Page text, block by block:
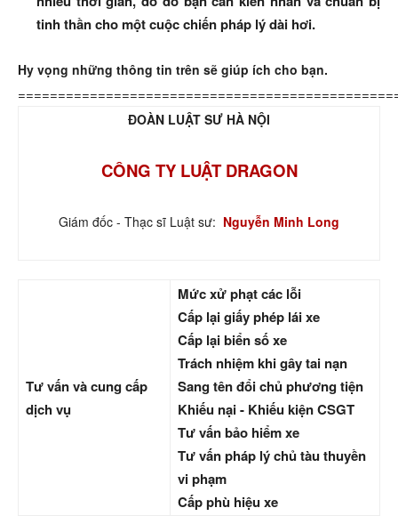
tinh thần cho một cuộc chiến pháp lý dài hơi.
Hy vọng những thông tin trên sẽ giúp ích cho bạn.
ĐOÀN LUẬT SƯ HÀ NỘI
CÔNG TY LUẬT DRAGON
Giám đốc - Thạc sĩ Luật sư: Nguyễn Minh Long
Tư vấn và cung cấp
dịch vụ
Mức xử phạt các lỗi
Cấp lại giấy phép lái xe
Cấp lại biển số xe
Trách nhiệm khi gây tai nạn
Sang tên đổi chủ phương tiện
Khiếu nại - Khiếu kiện CSGT
Tư vấn bảo hiểm xe
Tư vấn pháp lý chủ tàu thuyền
vi phạm
Cấp phù hiệu xe